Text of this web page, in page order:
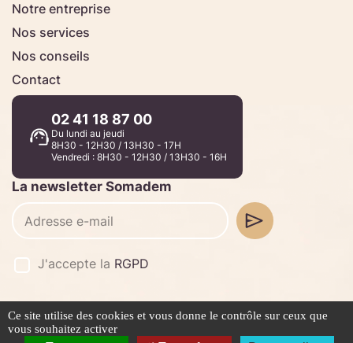
Notre entreprise
Nos services
Nos conseils
Contact
02 41 18 87 00
Du lundi au jeudi
8H30 - 12H30 / 13H30 - 17H
Vendredi : 8H30 - 12H30 / 13H30 - 16H
La newsletter Somadem
J'accepte la RGPD
©2026 -Stafe.fr
Mentions légales
Politique de confidentialité
Ce site utilise des cookies et vous donne le contrôle sur ceux que
vous souhaitez activer